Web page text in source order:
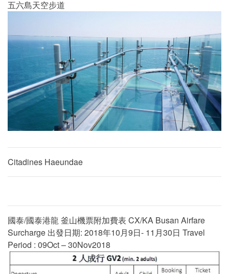
五六島天空步道
Citadines Haeundae
國泰/國泰港龍 釜山機票附加費表 CX/KA Busan Airfare
Surcharge 出發日期: 2018年10月9日- 11月30日 Travel
Period : 09Oct – 30Nov2018